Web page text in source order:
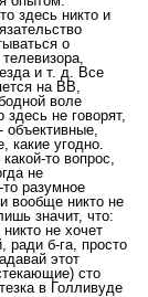
здесь никто и
о
и т. д. Все
на ВВ,
воле
не говорят,
объективные,
какие угодно.
то вопрос,
не
разумное
вообще никто не
значит, что:
не хочет
ради б-га, просто
этот
сто
в Голливуде